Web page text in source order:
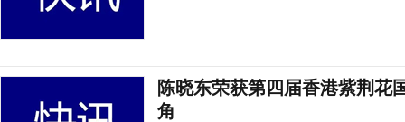
陈晓东荣获第四届香港紫荆花
角